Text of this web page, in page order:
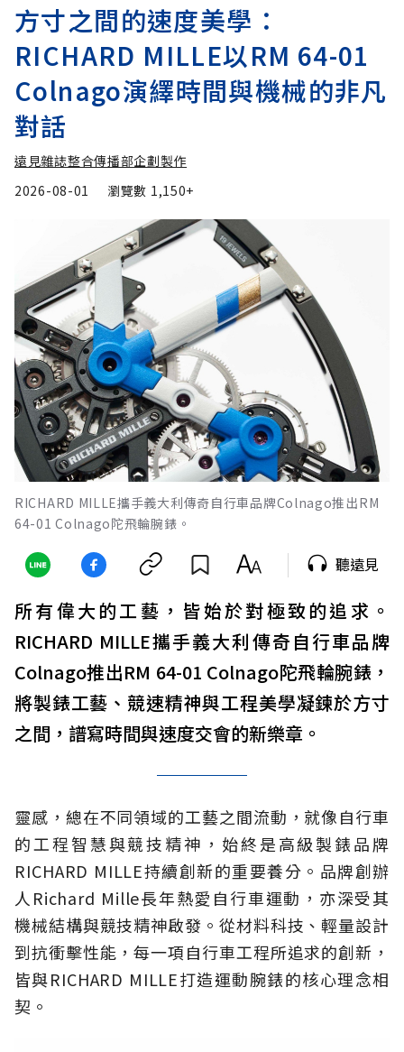
方寸之間的速度美學：
RICHARD MILLE以RM 64-01
Colnago演繹時間與機械的非凡
對話
遠見雜誌整合傳播部企劃製作
2026-08-01
瀏覽數 1,150+
RICHARD MILLE攜手義大利傳奇自行車品牌Colnago推出RM
64-01 Colnago陀飛輪腕錶。
聽遠見
所有偉大的工藝，皆始於對極致的追求。
RICHARD MILLE攜手義大利傳奇自行車品牌
Colnago推出RM 64-01 Colnago陀飛輪腕錶，
將製錶工藝、競速精神與工程美學凝鍊於方寸
之間，譜寫時間與速度交會的新樂章。
靈感，總在不同領域的工藝之間流動，就像自行車
的工程智慧與競技精神，始終是高級製錶品牌
RICHARD MILLE持續創新的重要養分。品牌創辦
人Richard Mille長年熱愛自行車運動，亦深受其
機械結構與競技精神啟發。從材料科技、輕量設計
到抗衝擊性能，每一項自行車工程所追求的創新，
皆與RICHARD MILLE打造運動腕錶的核心理念相
契。